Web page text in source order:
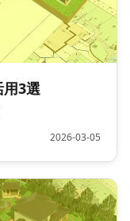
用3選
2026-03-05